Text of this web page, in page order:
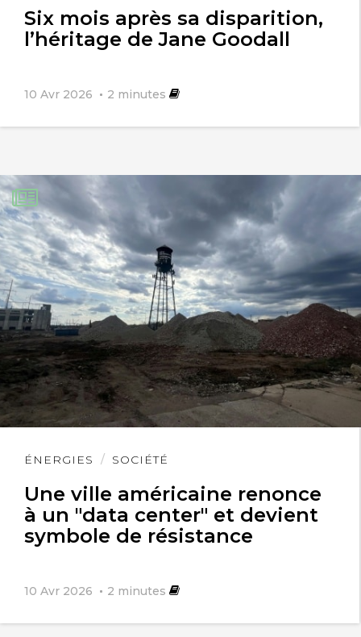
Six mois après sa disparition,
l’héritage de Jane Goodall
10 Avr 2026 2 minutes
ÉNERGIES SOCIÉTÉ
Une ville américaine renonce
à un "data center" et devient
symbole de résistance
10 Avr 2026 2 minutes
Lire